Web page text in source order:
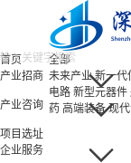
首页
产业招商
产业咨询
项目选址
企业服务
全部
未来产业 新一代
电路 新型元器件
药 高端装备 现